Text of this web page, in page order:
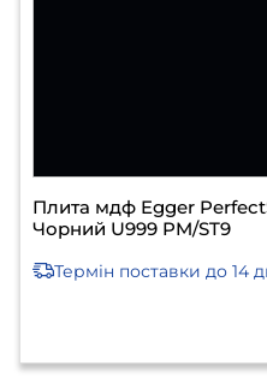
Плита мдф Egger
Чорний U999 PM/ST9
Термін поставки до 14